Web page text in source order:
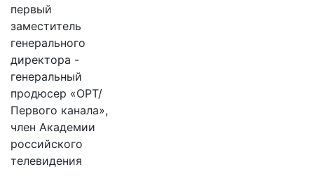
первый
заместитель
генерального
директора -
генеральный
продюсер «ОРТ/
Первого канала»,
член Академии
российского
телевидения